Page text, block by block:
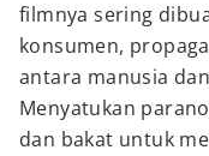
filmnya sering
konsumen,
antara manusia
Menyatukan
dan bakat untuk